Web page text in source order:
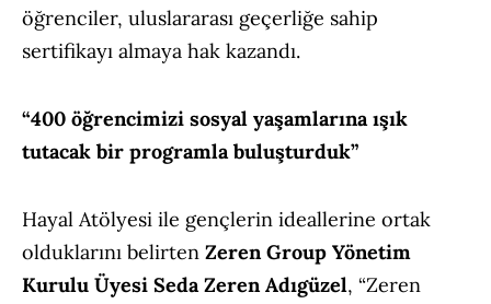
öğrenciler, uluslararası geçerliğe sahip
sertifikayı almaya hak kazandı.
“400 öğrencimizi sosyal yaşamlarına ışık
tutacak bir programla buluşturduk”
Hayal Atölyesi ile gençlerin ideallerine ortak
olduklarını belirten Zeren Group Yönetim
Kurulu Üyesi Seda Zeren Adıgüzel, “Zeren